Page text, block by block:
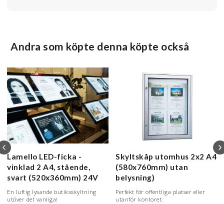
Andra som köpte denna köpte också
Lamello LED-ficka -
vinklad 2 A4, stående,
svart (520x360mm) 24V
En luftig lysande butiksskyltning
utöver det vanliga!
Skyltskåp utomhus 2x2 A4
(580x760mm) utan
belysning)
Perfekt för offentliga platser eller
utanför kontoret.